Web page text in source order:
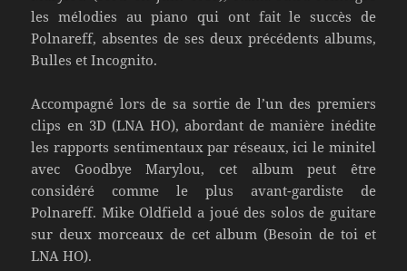
les mélodies au piano qui ont fait le succès de
Polnareff, absentes de ses deux précédents albums,
Bulles et Incognito.
Accompagné lors de sa sortie de l’un des premiers
clips en 3D (LNA HO), abordant de manière inédite
les rapports sentimentaux par réseaux, ici le minitel
avec Goodbye Marylou, cet album peut être
considéré comme le plus avant-gardiste de
Polnareff. Mike Oldfield a joué des solos de guitare
sur deux morceaux de cet album (Besoin de toi et
LNA HO).